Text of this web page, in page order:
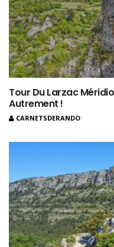
Tour Du Larzac
Autrement !
CARNETSDERANDO